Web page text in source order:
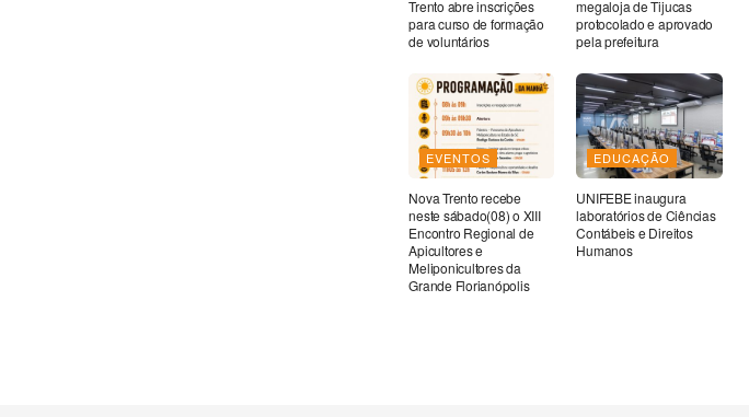
Trento abre inscrições
para curso de formação
de voluntários
megaloja de Tijucas
protocolado e aprovado
pela prefeitura
EVENTOS
Nova Trento recebe
neste sábado(08) o XIII
Encontro Regional de
Apicultores e
Meliponicultores da
Grande Florianópolis
EDUCAÇÃO
UNIFEBE inaugura
laboratórios de Ciências
Contábeis e Direitos
Humanos